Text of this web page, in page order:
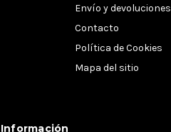
Envío y devoluciones
Contacto
Política de Cookies
Mapa del sitio
Información